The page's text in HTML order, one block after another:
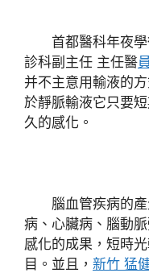
首都醫科年夜
診科副主任 主任醫
并不主意用輸液的
於靜脈輸液它只要
久的感化。
腦血管疾病的
病、心臟病、腦動
感化的成果，短時
目。並且， 新竹 猛